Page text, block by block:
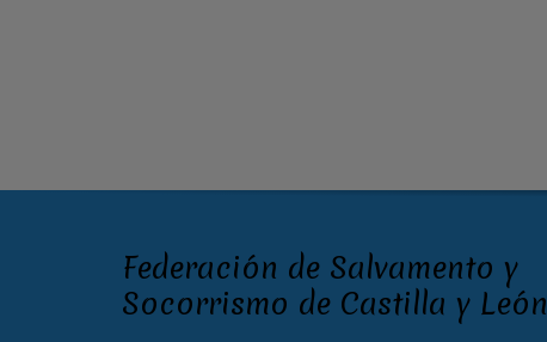
Federación de Salvamento y
Socorrismo de Castilla y León